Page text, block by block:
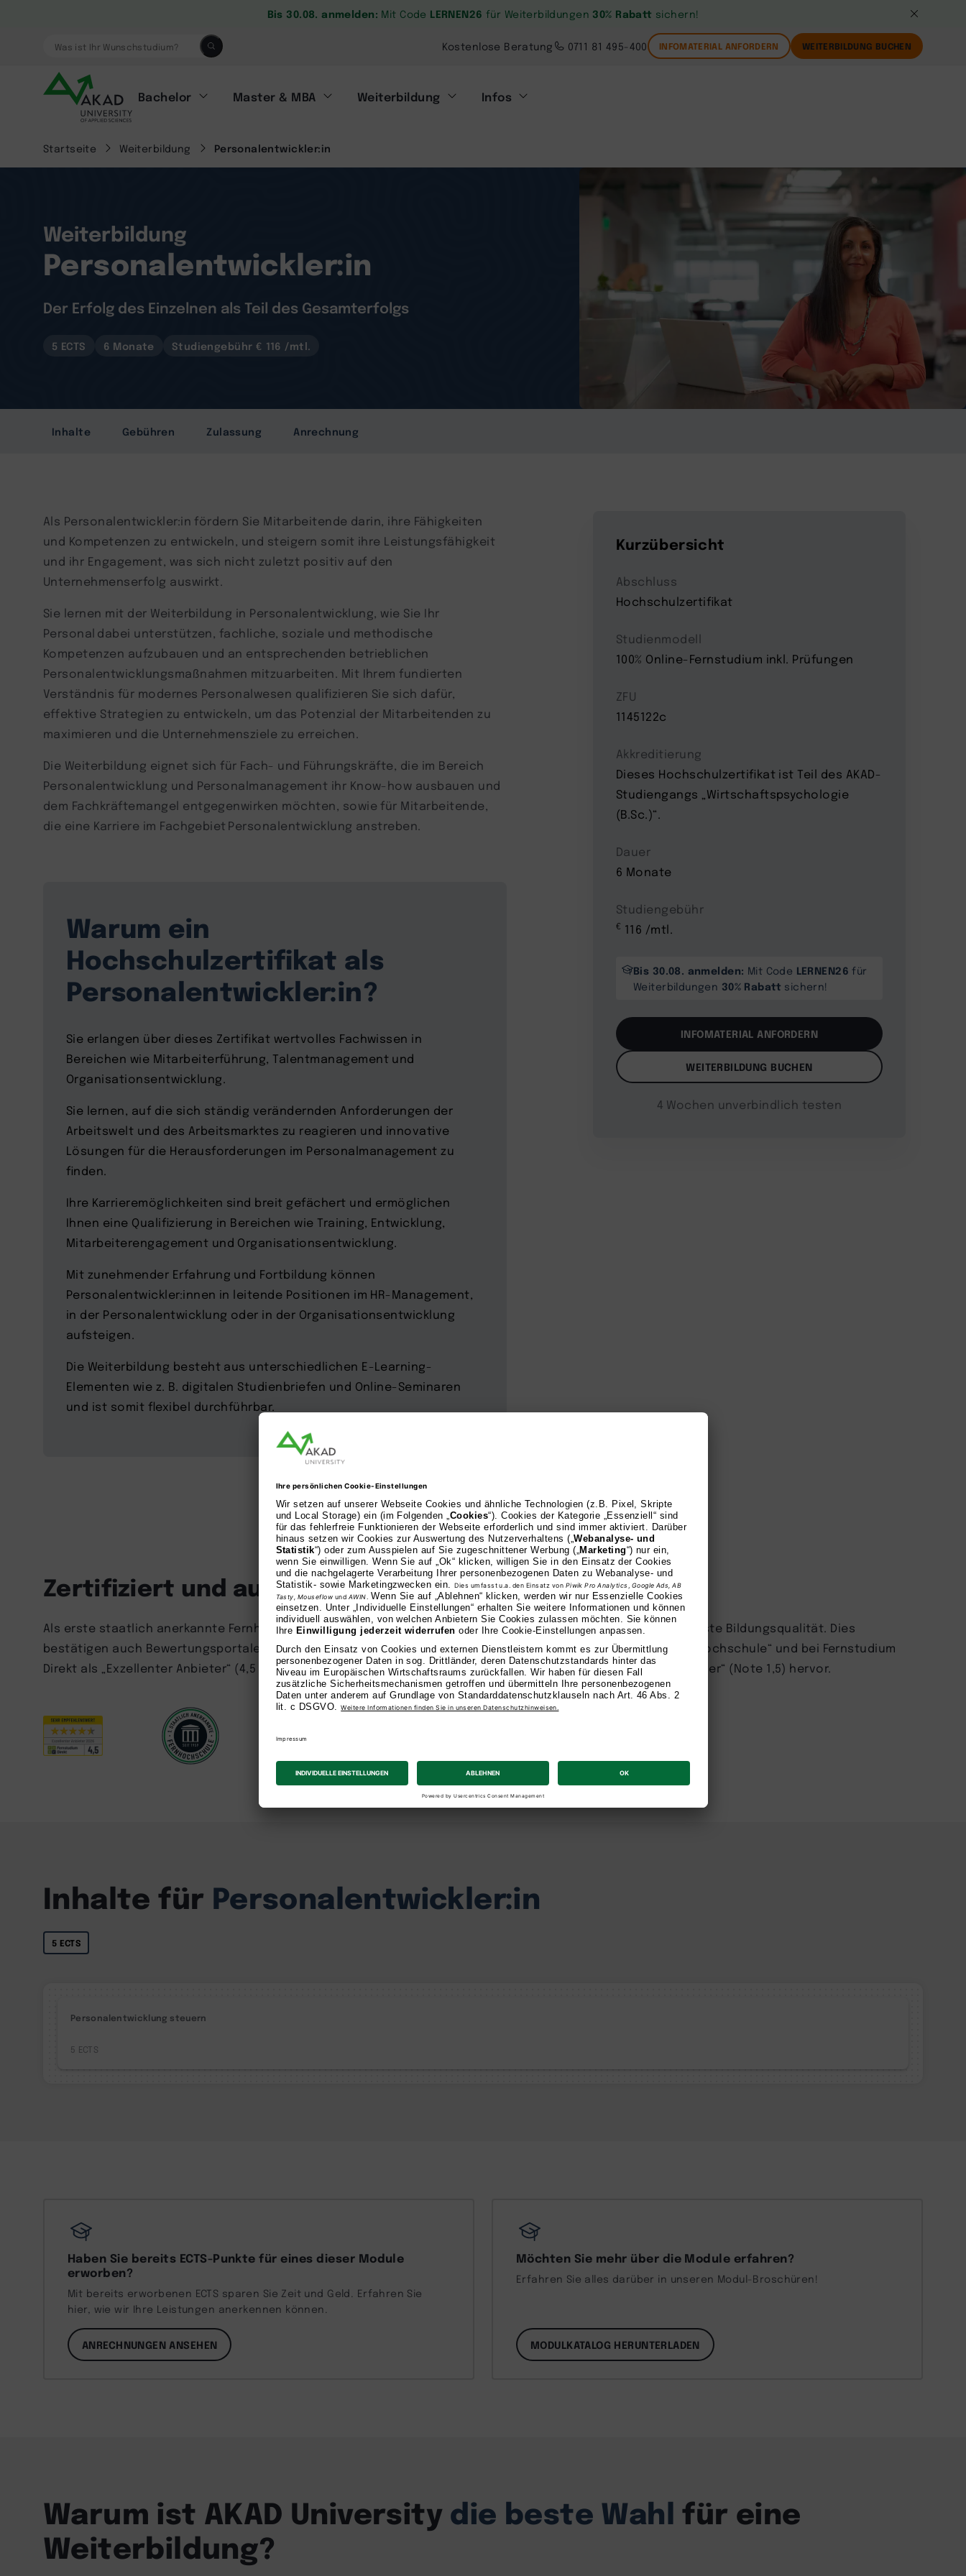
Bis 30.08. anmelden: Mit Code LERNEN26 für Weiterbildungen 30% Rabatt sichern!
Was ist Ihr Wunschstudium? Kostenlose Beratung 0711 81 495-400 INFOMATERIAL ANFORDERN WEITERBILDUNG BUCHEN
Bachelor Master & MBA Weiterbildung Infos
Startseite Weiterbildung Personalentwickler:in
Weiterbildung
Personalentwickler:in
Der Erfolg des Einzelnen als Teil des Gesamterfolgs
5 ECTS 6 Monate Studiengebühr € 116 /mtl.
Inhalte Gebühren Zulassung Anrechnung
Kurzübersicht
Abschluss
Hochschulzertifikat
Studienmodell
100% Online-Fernstudium inkl. Prüfungen
ZFU
1145122c
Akkreditierung
Dieses Hochschulzertifikat ist Teil des AKAD-
Studiengangs „Wirtschaftspsychologie
(B.Sc.)“.
Dauer
6 Monate
Studiengebühr
€ 116 /mtl.
Bis 30.08. anmelden: Mit Code LERNEN26 für
Weiterbildungen 30% Rabatt sichern!
INFOMATERIAL ANFORDERN
WEITERBILDUNG BUCHEN
4 Wochen unverbindlich testen
Als Personalentwickler:in fördern Sie Mitarbeitende darin, ihre Fähigkeiten
und Kompetenzen zu entwickeln, und steigern somit ihre Leistungsfähigkeit
und ihr Engagement, was sich nicht zuletzt positiv auf den
Unternehmenserfolg auswirkt.
Sie lernen mit der Weiterbildung in Personalentwicklung, wie Sie Ihr
Personal dabei unterstützen, fachliche, soziale und methodische
Kompetenzen aufzubauen und an entsprechenden betrieblichen
Personalentwicklungsmaßnahmen mitzuarbeiten. Mit Ihrem fundierten
Verständnis für modernes Personalwesen qualifizieren Sie sich dafür,
effektive Strategien zu entwickeln, um das Potenzial der Mitarbeitenden zu
maximieren und die Unternehmensziele zu erreichen.
Die Weiterbildung eignet sich für Fach- und Führungskräfte, die im Bereich
Personalentwicklung und Personalmanagement ihr Know-how ausbauen und
dem Fachkräftemangel entgegenwirken möchten, sowie für Mitarbeitende,
die eine Karriere im Fachgebiet Personalentwicklung anstreben.
Warum ein
Hochschulzertifikat als
Personalentwickler:in?
Sie erlangen über dieses Zertifikat wertvolles Fachwissen in
Bereichen wie Mitarbeiterführung, Talentmanagement und
Organisationsentwicklung.
Sie lernen, auf die sich ständig verändernden Anforderungen der
Arbeitswelt und des Arbeitsmarktes zu reagieren und innovative
Lösungen für die Herausforderungen im Personalmanagement zu
finden.
Ihre Karrieremöglichkeiten sind breit gefächert und ermöglichen
Ihnen eine Qualifizierung in Bereichen wie Training, Entwicklung,
Mitarbeiterengagement und Organisationsentwicklung.
Mit zunehmender Erfahrung und Fortbildung können
Personalentwickler:innen in leitende Positionen im HR-Management,
in der Personalentwicklung oder in der Organisationsentwicklung
aufsteigen.
Die Weiterbildung besteht aus unterschiedlichen E-Learning-
Elementen wie z. B. digitalen Studienbriefen und Online-Seminaren
und ist somit flexibel durchführbar.
Zertifiziert und ausgezeichnet
Als erste staatlich anerkannte Fernhochschule mit offizieller ZFU-Zulassung steht die AKAD University für höchste Bildungsqualität. Dies
bestätigen auch Bewertungsportale und Studierende: 2026 wurden wir auf FernstudiumCheck.de als „TOP Fernhochschule“ und bei Fernstudium
Direkt als „Exzellenter Anbieter“ (4,5 Sterne) ausgezeichnet. Zudem gingen wir bei trusted als „Fernunis Testsieger“ (Note 1,5) hervor.
Inhalte für Personalentwickler:in
5 ECTS
Personalentwicklung steuern
5
Haben Sie bereits ECTS-Punkte für eines dieser Module
erworben?
Mit bereits erworbenen ECTS sparen Sie Zeit und Geld. Erfahren Sie
hier, wie wir Ihre Leistungen anerkennen können.
ANRECHNUNGEN ANSEHEN
Möchten Sie mehr über die Module erfahren?
Erfahren Sie alles darüber in unseren Modul-Broschüren!
MODULKATALOG HERUNTERLADEN
Warum ist AKAD University die beste Wahl für eine
Weiterbildung?